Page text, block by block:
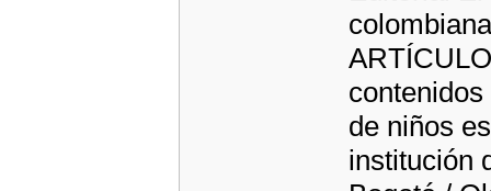
de niños
institución